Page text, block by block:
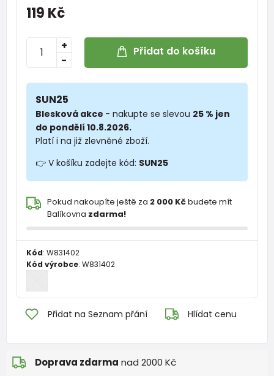
119 Kč
-
+ Přidat do košíku
SUN25
Blesková akce - nakupte se slevou 25 % jen
do pondělí 10.8.2026.
Platí i na již zlevněné zboží.
👉 V košíku zadejte kód: SUN25
Pokud nakoupíte ještě za 2 000 Kčbudete mít
Balíkovna zdarma!
Kód: W831402
Kód výrobce: W831402
Přidat na Seznam přání Hlídat cenu
Doprava zdarma nad 2000 Kč